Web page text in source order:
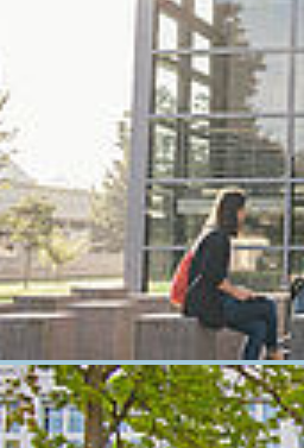
neue Plattform für
verankert und auf Augenhöhe.
dem Berufseinstieg für den